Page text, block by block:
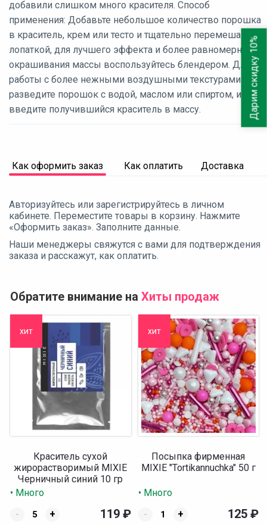
добавили слишком много красителя. Способ
применения: Добавьте небольшое количество порошка
в краситель, крем или тесто и тщательно перемешайте
лопаткой, для лучшего эффекта и более равномерного
окрашивания массы воспользуйтесь блендером. Для
работы с более нежными воздушными текстурами
разведите порошок с водой, маслом или спиртом, и
введите получившийся краситель в массу.
Как оформить заказ Как оплатить Доставка
Авторизуйтесь или зарегистрируйтесь в личном
кабинете. Переместите товары в корзину. Нажмите
«Оформить заказ». Заполните данные.
Наши менеджеры свяжутся с вами для подтверждения
заказа и расскажут, как оплатить.
Обратите внимание на Хиты продаж
хит
Краситель сухой
жирорастворимый MIXIE
Черничный синий 10 гр
• Много
-
+ 119 ₽
хит
Посыпка фирменная
MIXIE "Tortikannuchka" 50 г
• Много
-
+ 125 ₽
Дарим скидку 10%